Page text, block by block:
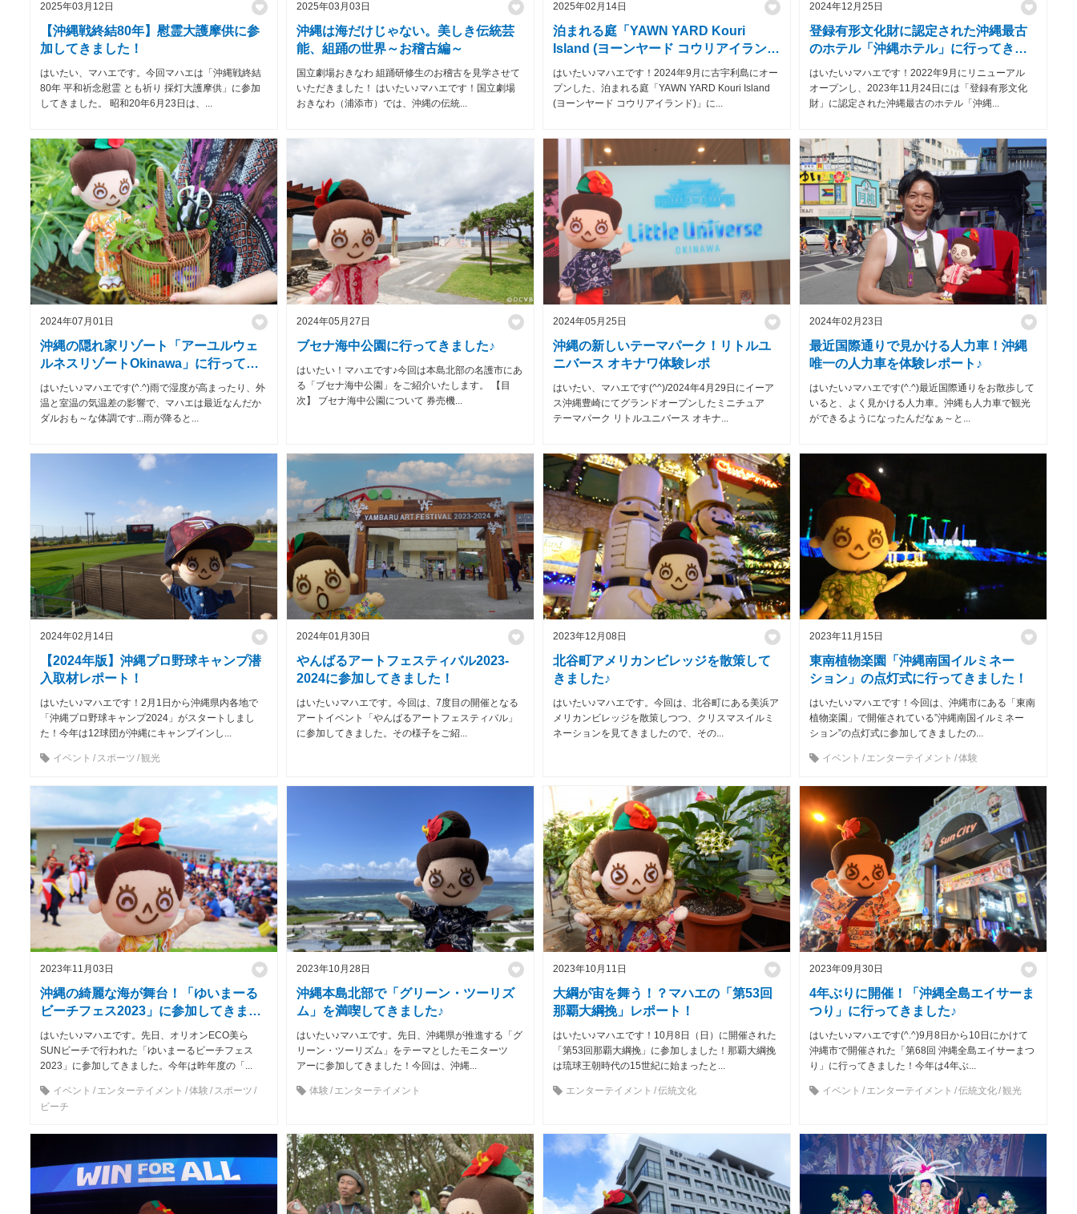
2025年03月12日
【沖縄戦終結80年】慰霊大護摩供に参
加してきました！
はいたい、マハエです。今回マハエは「沖縄戦終結
80年 平和祈念慰霊 とも祈り 採灯大護摩供」に参加
してきました。 昭和20年6月23日は、...
2025年03月03日
沖縄は海だけじゃない。美しき伝統芸
能、組踊の世界～お稽古編～
国立劇場おきなわ 組踊研修生のお稽古を見学させて
いただきました！ はいたい♪マハエです！国立劇場
おきなわ（浦添市）では、沖縄の伝統...
2025年02月14日
泊まれる庭「YAWN YARD Kouri
Island (ヨーンヤード コウリアイラン
ド)」で、絶品ディナーを堪能してきま
した！
はいたい♪マハエです！2024年9月に古宇利島にオー
プンした、泊まれる庭「YAWN YARD Kouri Island
(ヨーンヤード コウリアイランド)」に...
2024年12月25日
登録有形文化財に認定された沖縄最古
のホテル「沖縄ホテル」に行ってきま
した！
はいたい♪マハエです！2022年9月にリニューアル
オープンし、2023年11月24日には「登録有形文化
財」に認定された沖縄最古のホテル「沖縄...
2024年07月01日
沖縄の隠れ家リゾート「アーユルウェ
ルネスリゾートOkinawa」に行ってき
ました♪
はいたい♪マハエです(^.^)雨で湿度が高まったり、外
温と室温の気温差の影響で、マハエは最近なんだか
ダルおも～な体調です...雨が降ると...
2024年05月27日
ブセナ海中公園に行ってきました♪
はいたい！マハエです♪今回は本島北部の名護市にあ
る「ブセナ海中公園」をご紹介いたします。 【目
次】 ブセナ海中公園について 券売機...
2024年05月25日
沖縄の新しいテーマパーク！リトルユ
ニバース オキナワ体験レポ
はいたい、マハエです(^^)/2024年4月29日にイーア
ス沖縄豊崎にてグランドオープンしたミニチュア
テーマパーク リトルユニバース オキナ...
2024年02月23日
最近国際通りで見かける人力車！沖縄
唯一の人力車を体験レポート♪
はいたい♪マハエです(^.^)最近国際通りをお散歩して
いると、よく見かける人力車。沖縄も人力車で観光
ができるようになったんだなぁ～と...
2024年02月14日
【2024年版】沖縄プロ野球キャンプ潜
入取材レポート！
はいたい♪マハエです！2月1日から沖縄県内各地で
「沖縄プロ野球キャンプ2024」がスタートしまし
た！今年は12球団が沖縄にキャンプインし...
イベント スポーツ 観光
2024年01月30日
やんばるアートフェスティバル2023-
2024に参加してきました！
はいたい♪マハエです。今回は、7度目の開催となる
アートイベント「やんばるアートフェスティバル」
に参加してきました。その様子をご紹...
2023年12月08日
北谷町アメリカンビレッジを散策して
きました♪
はいたい♪マハエです。今回は、北谷町にある美浜ア
メリカンビレッジを散策しつつ、クリスマスイルミ
ネーションを見てきましたので、その...
2023年11月15日
東南植物楽園「沖縄南国イルミネー
ション」の点灯式に行ってきました！
はいたい♪マハエです！今回は、沖縄市にある「東南
植物楽園」で開催されている”沖縄南国イルミネー
ション”の点灯式に参加してきましたの...
イベント エンターテイメント 体験
2023年11月03日
沖縄の綺麗な海が舞台！「ゆいまーる
ビーチフェス2023」に参加してきまし
た♪
はいたい♪マハエです。先日、オリオンECO美ら
SUNビーチで行われた「ゆいまーるビーチフェス
2023」に参加してきました。今年は昨年度の「...
イベント エンターテイメント 体験
スポーツ
ビーチ
2023年10月28日
沖縄本島北部で「グリーン・ツーリズ
ム」を満喫してきました♪
はいたい♪マハエです。先日、沖縄県が推進する「グ
リーン・ツーリズム」をテーマとしたモニターツ
アーに参加してきました！今回は、沖縄...
体験 エンターテイメント
2023年10月11日
大綱が宙を舞う！？マハエの「第53回
那覇大綱挽」レポート！
はいたい♪マハエです！10月8日（日）に開催された
「第53回那覇大綱挽」に参加しました！那覇大綱挽
は琉球王朝時代の15世紀に始まったと...
エンターテイメント 伝統文化
2023年09月30日
4年ぶりに開催！「沖縄全島エイサーま
つり」に行ってきました♪
はいたい♪マハエです(^.^)9月8日から10日にかけて
沖縄市で開催された「第68回 沖縄全島エイサーまつ
り」に行ってきました！今年は4年ぶ...
イベント エンターテイメント 伝統文化 観光